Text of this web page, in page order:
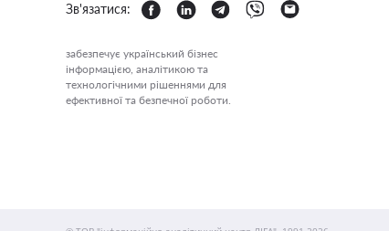
Зв'язатися:
забезпечує український бізнес
інформацією, аналітикою та
технологічними рішеннями для
ефективної та безпечної роботи.